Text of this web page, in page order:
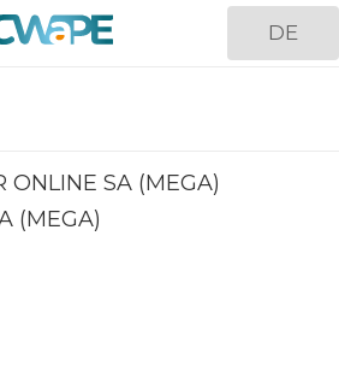
DE
ONLINE SA (MEGA)
(MEGA)